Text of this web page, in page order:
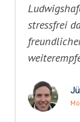
stressfrei